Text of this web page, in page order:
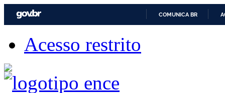
COMUNICA BR
Acesso restrito